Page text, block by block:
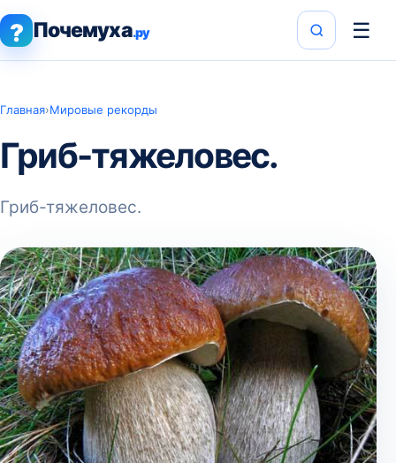
? Почемуха.ру ☰
Главная›Мировые рекорды
Гриб-тяжеловес.
Гриб-тяжеловес.